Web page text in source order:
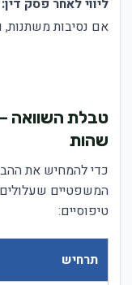
ליווי לאחר פסק דין:
אם נסיבות
טבלת השוואה
שהות
כדי להמחיש את
המשפטיים
טיפוסיים:
תרחיש